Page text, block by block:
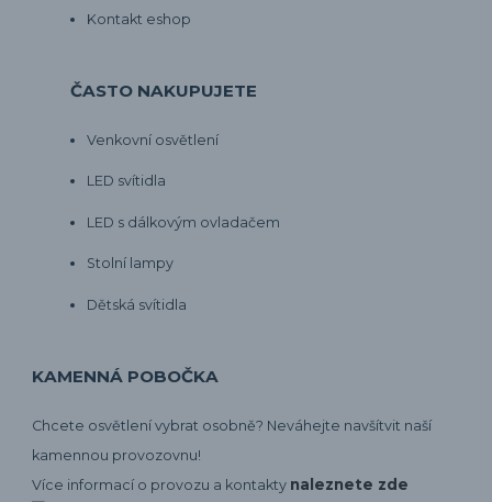
Kontakt eshop
ČASTO NAKUPUJETE
Venkovní osvětlení
LED svítidla
LED s dálkovým ovladačem
Stolní lampy
Dětská svítidla
KAMENNÁ POBOČKA
Chcete osvětlení vybrat osobně? Neváhejte navšítvit naší
kamennou provozovnu!
Více informací o provozu a kontakty naleznete zde